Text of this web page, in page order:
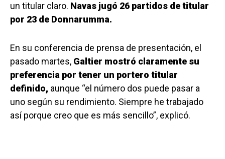
un titular claro. Navas jugó 26 partidos de titular
por 23 de Donnarumma.
En su conferencia de prensa de presentación, el
pasado martes, Galtier mostró claramente su
preferencia por tener un portero titular
definido, aunque “el número dos puede pasar a
uno según su rendimiento. Siempre he trabajado
así porque creo que es más sencillo”, explicó.